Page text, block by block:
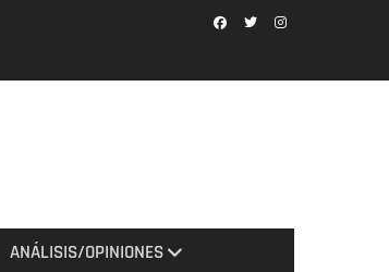
ANÁLISIS/OPINIONES